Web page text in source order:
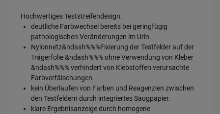
Hochwertiges Teststreifendesign:
deutliche Farbwechsel bereits bei geringfügig
pathologischen Veränderungen im Urin.
Nylonnetz&ndash%%%Fixierung der Testfelder auf der
Trägerfolie &ndash%%% ohne Verwendung von Kleber
&ndash%%% verhindert von Klebstoffen verursachte
Farbverfälschungen.
kein Überlaufen von Farben und Reagenzien zwischen
den Testfeldern durch integriertes Saugpapier.
klare Ergebnisanzeige durch homogene